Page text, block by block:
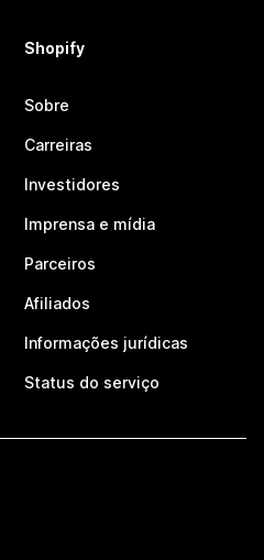
Shopify
Sobre
Carreiras
Investidores
Imprensa e mídia
Parceiros
Afiliados
Informações jurídicas
Status do serviço